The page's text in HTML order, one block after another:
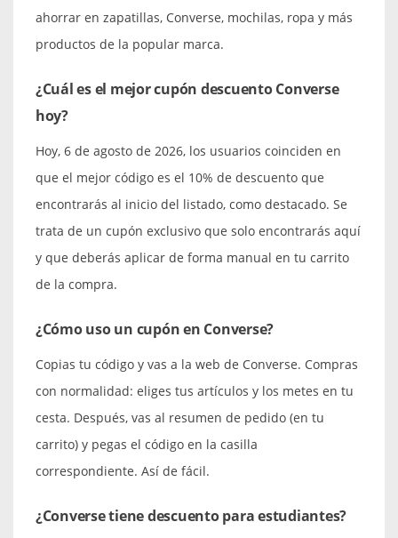
ahorrar en zapatillas, Converse, mochilas, ropa y más
productos de la popular marca.
¿Cuál es el mejor cupón descuento Converse
hoy?
Hoy, 6 de agosto de 2026, los usuarios coinciden en
que el mejor código es el 10% de descuento que
encontrarás al inicio del listado, como destacado. Se
trata de un cupón exclusivo que solo encontrarás aquí
y que deberás aplicar de forma manual en tu carrito
de la compra.
¿Cómo uso un cupón en Converse?
Copias tu código y vas a la web de Converse. Compras
con normalidad: eliges tus artículos y los metes en tu
cesta. Después, vas al resumen de pedido (en tu
carrito) y pegas el código en la casilla
correspondiente. Así de fácil.
¿Converse tiene descuento para estudiantes?